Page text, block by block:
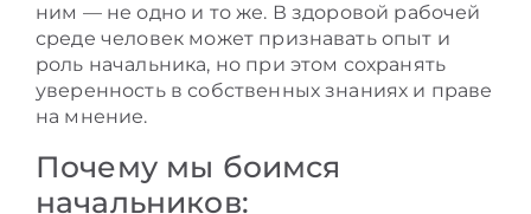
ним — не одно и то же. В здоровой рабочей
среде человек может признавать опыт и
роль начальника, но при этом сохранять
уверенность в собственных знаниях и праве
на мнение.
Почему мы боимся
начальников: